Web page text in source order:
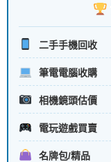
二手手機回收
筆電電腦收購
相機鏡頭估價
電玩遊戲買賣
名牌包/精品